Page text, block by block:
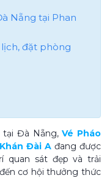
Nẵng tại Phan
đặt phòng
tại Đà Nẵng,Vé Pháo
Đài A đang được
quan sát đẹp và trải
cơ hội thưởng thức